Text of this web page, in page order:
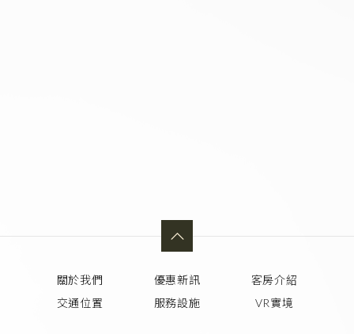
關於我們 優惠新訊
客房介紹
交通位置
服務設施 VR實境